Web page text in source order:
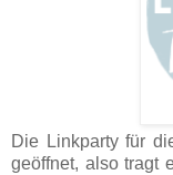
Die Linkparty für
geöffnet, also tragt